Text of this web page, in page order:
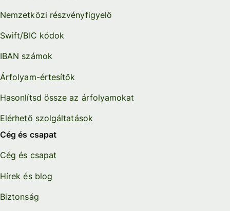
Nemzetközi részvényfigyelő
Swift/BIC kódok
IBAN számok
Árfolyam-értesítők
Hasonlítsd össze az árfolyamokat
Elérhető szolgáltatások
Cég és csapat
Cég és csapat
Hírek és blog
Biztonság